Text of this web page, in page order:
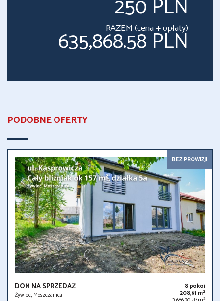
250 PLN
RAZEM (cena + opłaty)
635,868.58 PLN
PODOBNE OFERTY
BEZ PROWIZJI
DOM NA SPRZEDAŻ
Żywiec, Moszczanica
8 pokoi
208,61 m2
2